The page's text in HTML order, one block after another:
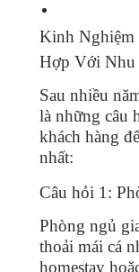
Kinh Nghiệm
Hợp Với Nhu
Sau nhiều
là những câu
khách hàng
nhất:
Câu hỏi 1:
Phòng ngủ
thoải mái cá
homestay